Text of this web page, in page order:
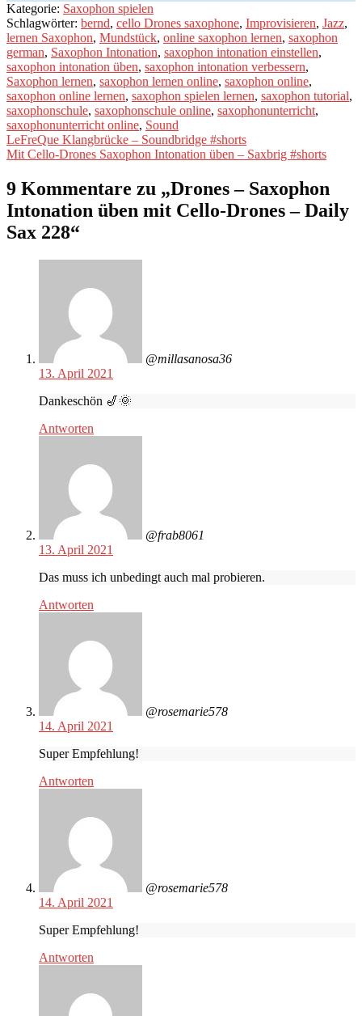
Kategorie: Saxophon spielen
Schlagwörter: bernd, cello Drones saxophone, Improvisieren, Jazz,
lernen Saxophon, Mundstück, online saxophon lernen, saxophon
german, Saxophon Intonation, saxophon intonation einstellen,
saxophon intonation üben, saxophon intonation verbessern,
Saxophon lernen, saxophon lernen online, saxophon online,
saxophon online lernen, saxophon spielen lernen, saxophon tutorial,
saxophonschule, saxophonschule online, saxophonunterricht,
saxophonunterricht online, Sound
Beitragsnavigation
Vorheriger
Beitrag:
LeFreQue Klangbrücke – Soundbridge #shorts
Nächster
Mit Cello-Drones Saxophon Intonation üben – Saxbrig #shorts
9 Kommentare zu „Drones – Saxophon
Intonation üben mit Cello-Drones – Daily
Sax 228“
@millasanosa36
13. April 2021
Dankeschön 🎷🌞
Antworten
@frab8061
13. April 2021
Das muss ich unbedingt auch mal probieren.
Antworten
@rosemarie578
14. April 2021
Super Empfehlung!
Antworten
@rosemarie578
14. April 2021
Super Empfehlung!
Antworten